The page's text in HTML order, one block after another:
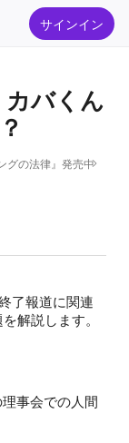
サインイン
カバくん
グの法律』発売中
了報道に関連
解説します。
事会での人間